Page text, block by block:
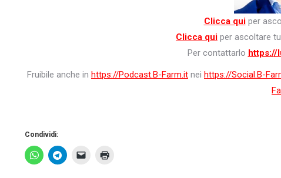
Clicca qui per
Clicca qui per ascoltare
Per contattarlo https://
Fruibile anche in https://Podcast.B-Farm.it nei https://Social.B-
Condividi: